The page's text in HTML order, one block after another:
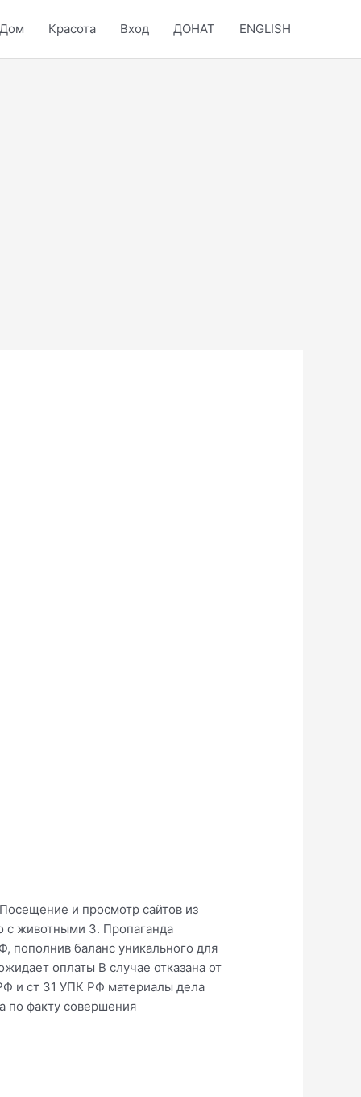
Дом Красота Вход ДОНАТ ENGLISH
и просмотр сайтов из
с животными 3. Пропаганда
пополнив баланс уникального для
оплаты В случае отказана от
и ст 31 УПК РФ материалы дела
по факту совершения